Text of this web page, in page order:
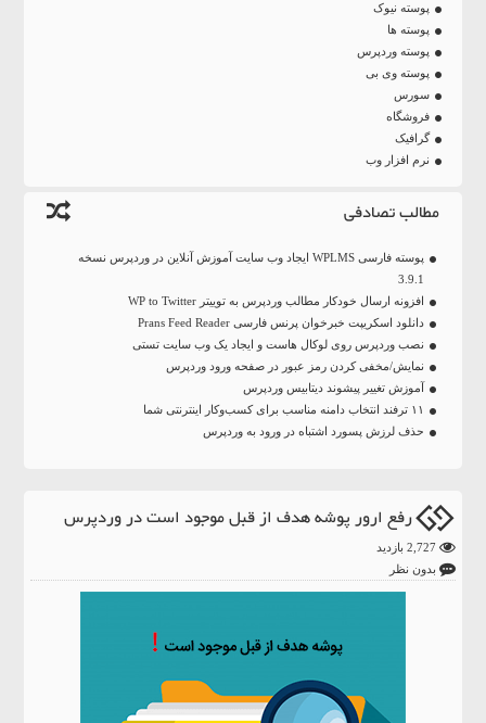
پوسته نیوک
پوسته ها
پوسته وردپرس
پوسته وی بی
سورس
فروشگاه
گرافیک
نرم افزار وب
مطالب تصادفی
پوسته فارسی WPLMS ایجاد وب سایت آموزش آنلاین در وردپرس نسخه
3.9.1
افزونه ارسال خودکار مطالب وردپرس به توییتر WP to Twitter
دانلود اسکریپت خبرخوان پرنس فارسی Prans Feed Reader
نصب وردپرس روی لوکال هاست و ایجاد یک وب سایت تستی
نمایش/مخفی کردن رمز عبور در صفحه ورود وردپرس
آموزش تغییر پیشوند دیتابیس وردپرس
۱۱ ترفند انتخاب دامنه مناسب برای کسب‌و‌کار اینترنتی شما
حذف لرزش پسورد اشتباه در ورود به وردپرس
رفع ارور پوشه هدف از قبل موجود است در وردپرس
2,727 بازدید
بدون نظر